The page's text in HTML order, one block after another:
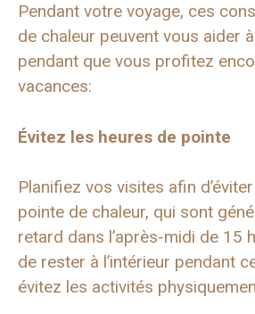
Pendant votre voyage, ces
de chaleur peuvent vous aider
pendant que vous profitez
vacances:
Évitez les heures de pointe
Planifiez vos visites afin
pointe de chaleur, qui sont
retard dans l’après-midi de 15
de rester à l’intérieur pendant
évitez les activités